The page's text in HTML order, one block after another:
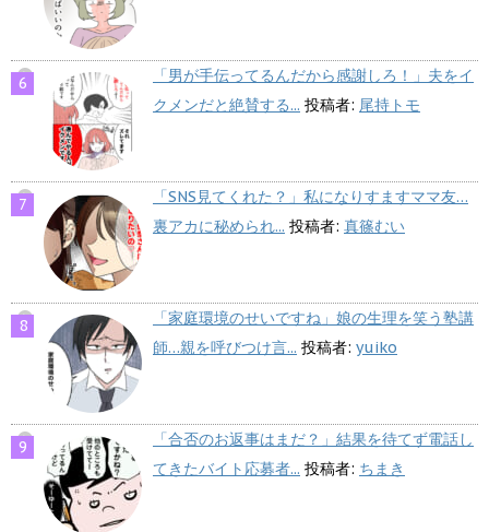
「男が手伝ってるんだから感謝しろ！」夫をイ
クメンだと絶賛する... 投稿者: 尾持トモ
「SNS見てくれた？」私になりすますママ友…
裏アカに秘められ... 投稿者: 真篠むい
「家庭環境のせいですね」娘の生理を笑う塾講
師…親を呼びつけ言... 投稿者: yuiko
「合否のお返事はまだ？」結果を待てず電話し
てきたバイト応募者... 投稿者: ちまき